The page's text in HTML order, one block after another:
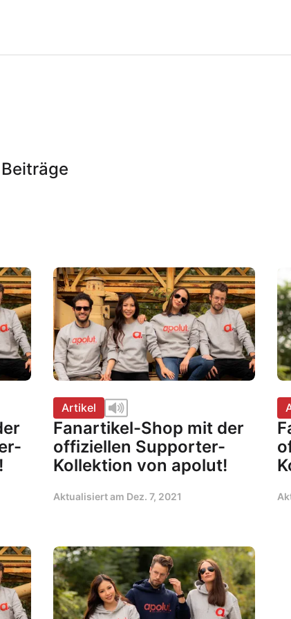
Artikel
Fanartikel-Shop mit der
offiziellen Supporter-
Kollektion von apolut!
Aktualisiert am Dez. 7, 2021